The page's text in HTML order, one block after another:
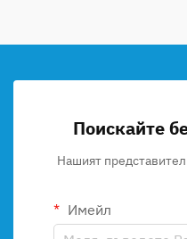
Поискайте
Нашият
Имейл